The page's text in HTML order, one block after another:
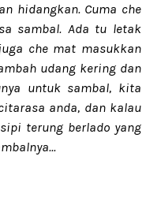
hidangkan. Cuma che
sambal. Ada tu letak
che mat masukkan
udang kering dan
untuk sambal, kita
anda, dan kalau
terung berlado yang